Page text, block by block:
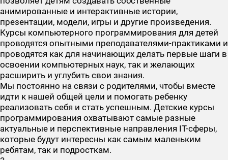
анимированные и интерактивные истории,
презентации, модели, игры и другие произведения.
Курсы компьютерного программирования для детей
проводятся опытными преподавателями-практиками и
проводятся как для начинающих делать первые шаги в
освоении компьютерных наук, так и желающих
расширить и углубить свои знания.
Мы постоянно на связи с родителями, чтобы вместе
идти к нашей общей цели и помогать ребенку
реализовать себя и стать успешным. Детские курсы
программирования охватывают самые разные
актуальные и перспективные направления IT-сферы,
которые будут интересны как самым маленьким
ребятам, так и подросткам.